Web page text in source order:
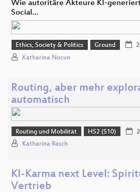
Wie autoritäre Akteure KI-
Social…
Ethics, Society & Politics Ground
Katharina Nocun
Routing, aber mehr
automatisch
Routing und Mobilität HS2 (S10)
Katharina Rasch
KI-Karma next Level:
Vertrieb